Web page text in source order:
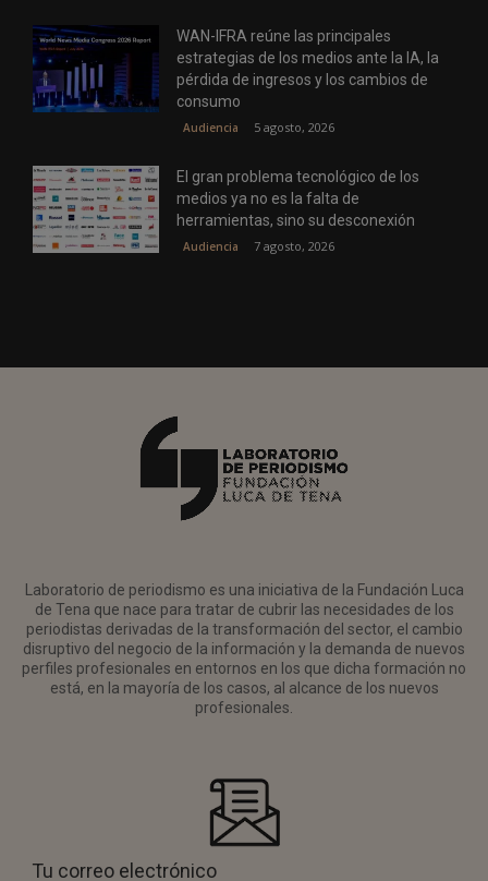
WAN-IFRA reúne las principales
estrategias de los medios ante la IA, la
pérdida de ingresos y los cambios de
consumo
Audiencia 5 agosto, 2026
El gran problema tecnológico de los
medios ya no es la falta de
herramientas, sino su desconexión
Audiencia 7 agosto, 2026
Laboratorio de periodismo es una iniciativa de la Fundación Luca
de Tena que nace para tratar de cubrir las necesidades de los
periodistas derivadas de la transformación del sector, el cambio
disruptivo del negocio de la información y la demanda de nuevos
perfiles profesionales en entornos en los que dicha formación no
está, en la mayoría de los casos, al alcance de los nuevos
profesionales.